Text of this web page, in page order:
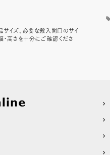
イズ、必要な搬入間口のサイ
・高さを十分にご確認くださ